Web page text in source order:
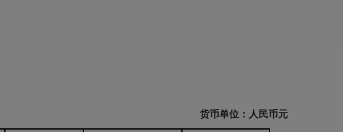
货币单位：人民币元